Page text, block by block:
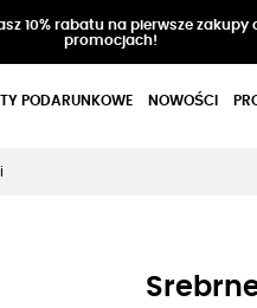
10% rabatu na pierwsze
promocjach!
PODARUNKOWE NOWOŚCI